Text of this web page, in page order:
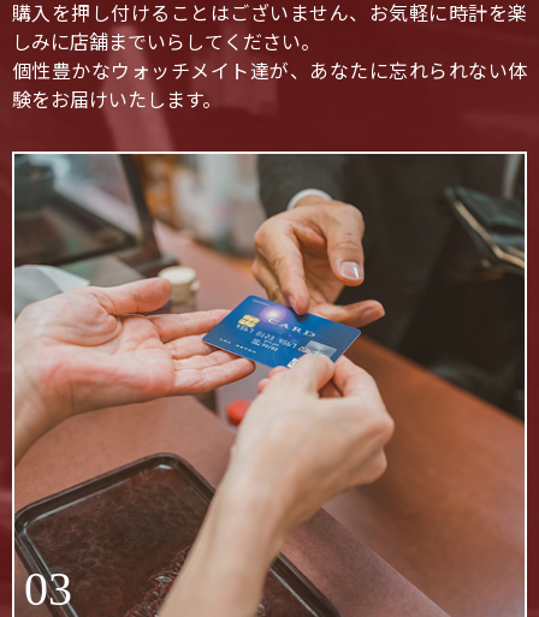
購入を押し付けることはございません、お気軽に時計を楽
しみに店舗までいらしてください。
個性豊かなウォッチメイト達が、あなたに忘れられない体
験をお届けいたします。
03